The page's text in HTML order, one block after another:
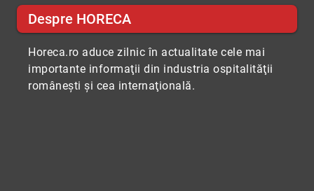
Despre HORECA
Horeca.ro aduce zilnic în actualitate cele mai
importante informaţii din industria ospitalităţii
româneşti şi cea internaţională.